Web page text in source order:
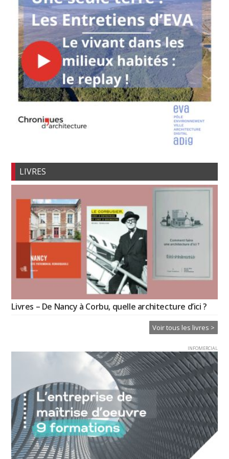
LIVRES
Livres – De Nancy à Corbu, quelle architecture d’ici ?
Voir tous les livres >
INFOMERCIAL